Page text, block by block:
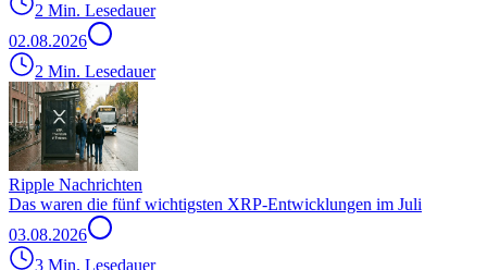
2 Min. Lesedauer
02.08.2026
2 Min. Lesedauer
Ripple Nachrichten
Das waren die fünf wichtigsten XRP-Entwicklungen im Juli
03.08.2026
3 Min. Lesedauer